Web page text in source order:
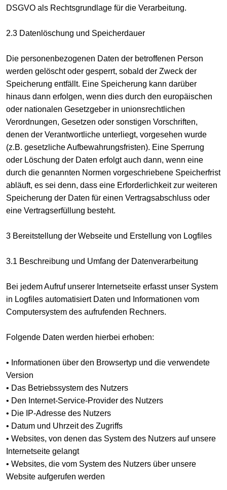
DSGVO als Rechtsgrundlage für die Verarbeitung.
2.3 Datenlöschung und Speicherdauer
Die personenbezogenen Daten der betroffenen Person
werden gelöscht oder gesperrt, sobald der Zweck der
Speicherung entfällt. Eine Speicherung kann darüber
hinaus dann erfolgen, wenn dies durch den europäischen
oder nationalen Gesetzgeber in unionsrechtlichen
Verordnungen, Gesetzen oder sonstigen Vorschriften,
denen der Verantwortliche unterliegt, vorgesehen wurde
(z.B. gesetzliche Aufbewahrungsfristen). Eine Sperrung
oder Löschung der Daten erfolgt auch dann, wenn eine
durch die genannten Normen vorgeschriebene Speicherfrist
abläuft, es sei denn, dass eine Erforderlichkeit zur weiteren
Speicherung der Daten für einen Vertragsabschluss oder
eine Vertragserfüllung besteht.
3 Bereitstellung der Webseite und Erstellung von Logfiles
3.1 Beschreibung und Umfang der Datenverarbeitung
Bei jedem Aufruf unserer Internetseite erfasst unser System
in Logfiles automatisiert Daten und Informationen vom
Computersystem des aufrufenden Rechners.
Folgende Daten werden hierbei erhoben:
• Informationen über den Browsertyp und die verwendete
Version
• Das Betriebssystem des Nutzers
• Den Internet-Service-Provider des Nutzers
• Die IP-Adresse des Nutzers
• Datum und Uhrzeit des Zugriffs
• Websites, von denen das System des Nutzers auf unsere
Internetseite gelangt
• Websites, die vom System des Nutzers über unsere
Website aufgerufen werden